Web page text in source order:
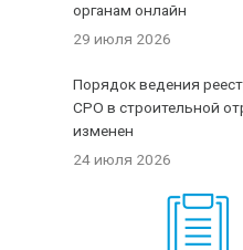
органам онлайн
29 июля 2026
Порядок ведения
СРО в строительной
изменен
24 июля 2026